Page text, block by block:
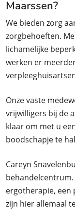
Maarssen?
We bieden zorg
zorgbehoeften.
lichamelijke
werken er
Onze vaste
vrijwilligers bij de
klaar om met u
boodschapje te
Careyn
ergotherapie, een
zijn hier allemaal